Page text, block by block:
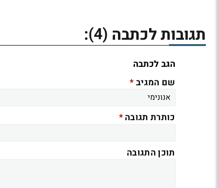
תגובות לכתבה (4)
:
הגב לכתבה
שם המגיב*
כותרת תגובה*
תוכן התגובה